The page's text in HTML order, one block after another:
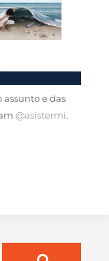
assunto e das
@asistermi.